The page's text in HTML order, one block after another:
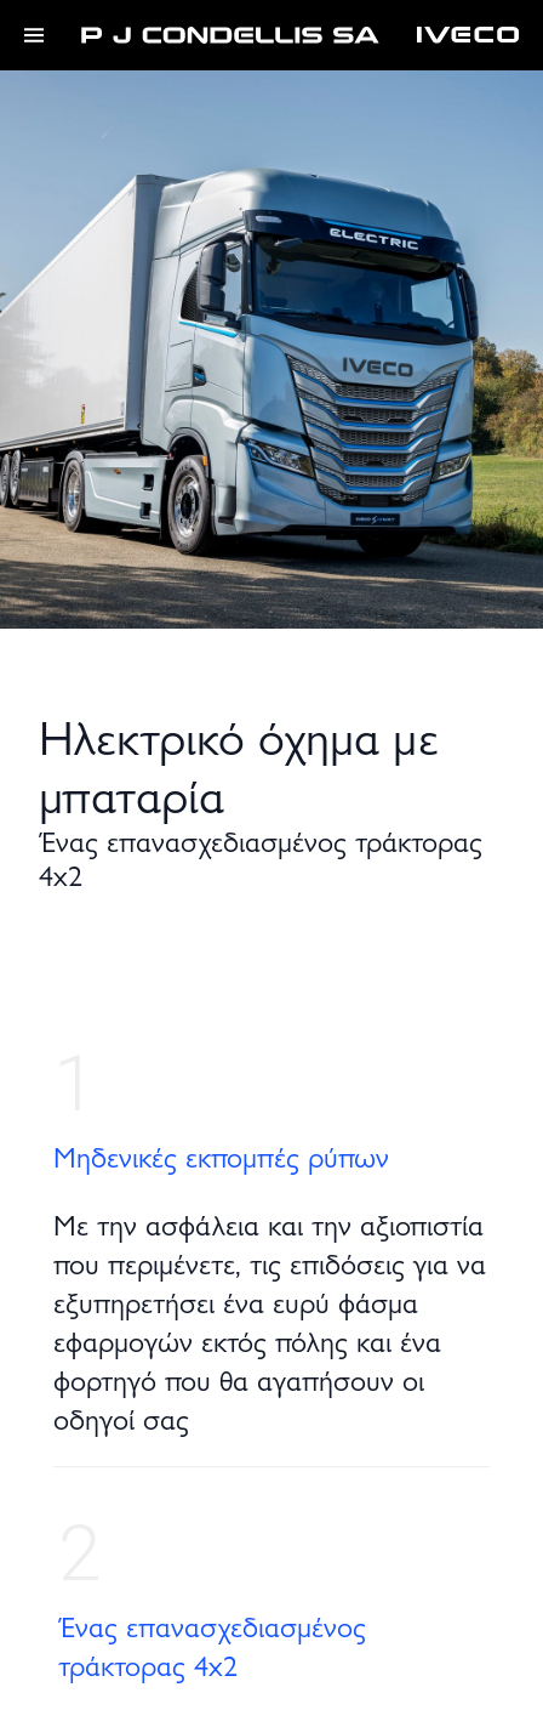
Ηλεκτρικό όχημα με
μπαταρία
Ένας επανασχεδιασμένος τράκτορας
4x2
Μηδενικές εκπομπές ρύπων
Με την ασφάλεια και την αξιοπιστία
που περιμένετε, τις επιδόσεις για να
εξυπηρετήσει ένα ευρύ φάσμα
εφαρμογών εκτός πόλης και ένα
φορτηγό που θα αγαπήσουν οι
οδηγοί σας
Ένας επανασχεδιασμένος
τράκτορας 4x2